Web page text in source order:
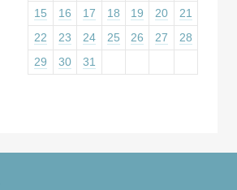
15
16 17 18 19 20
21
22
23 24 25 26 27
28
29
30 31